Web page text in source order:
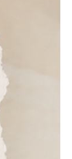
in God, óf ek
Maar dit is ’n
brein by die
gelowige te
navorsing en
leef en werk
tegnologie,